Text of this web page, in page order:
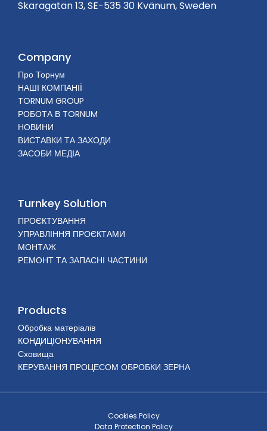
Skaragatan 13, SE-535 30 Kvänum, Sweden
Company
Про Торнум
НАШІ КОМПАНІЇ
TORNUM GROUP
РОБОТА В TORNUM
НОВИНИ
ВИСТАВКИ ТА ЗАХОДИ
ЗАСОБИ МЕДІА
Turnkey Solution
ПРОЄКТУВАННЯ
УПРАВЛІННЯ ПРОЄКТАМИ
МОНТАЖ
РЕМОНТ ТА ЗАПАСНІ ЧАСТИНИ
Products
Обробка матеріалів
КОНДИЦІОНУВАННЯ
Сховища
КЕРУВАННЯ ПРОЦЕСОМ ОБРОБКИ ЗЕРНА
Cookies Policy
Data Protection Policy